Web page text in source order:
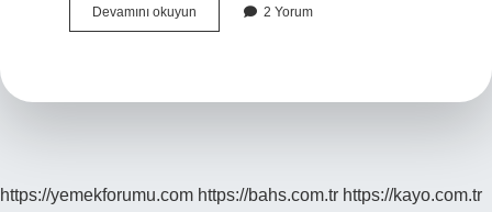
Devamını okuyun
Nazar
2 Yorum
https://yemekforumu.com https://bahs.com.tr https://kayo.com.tr